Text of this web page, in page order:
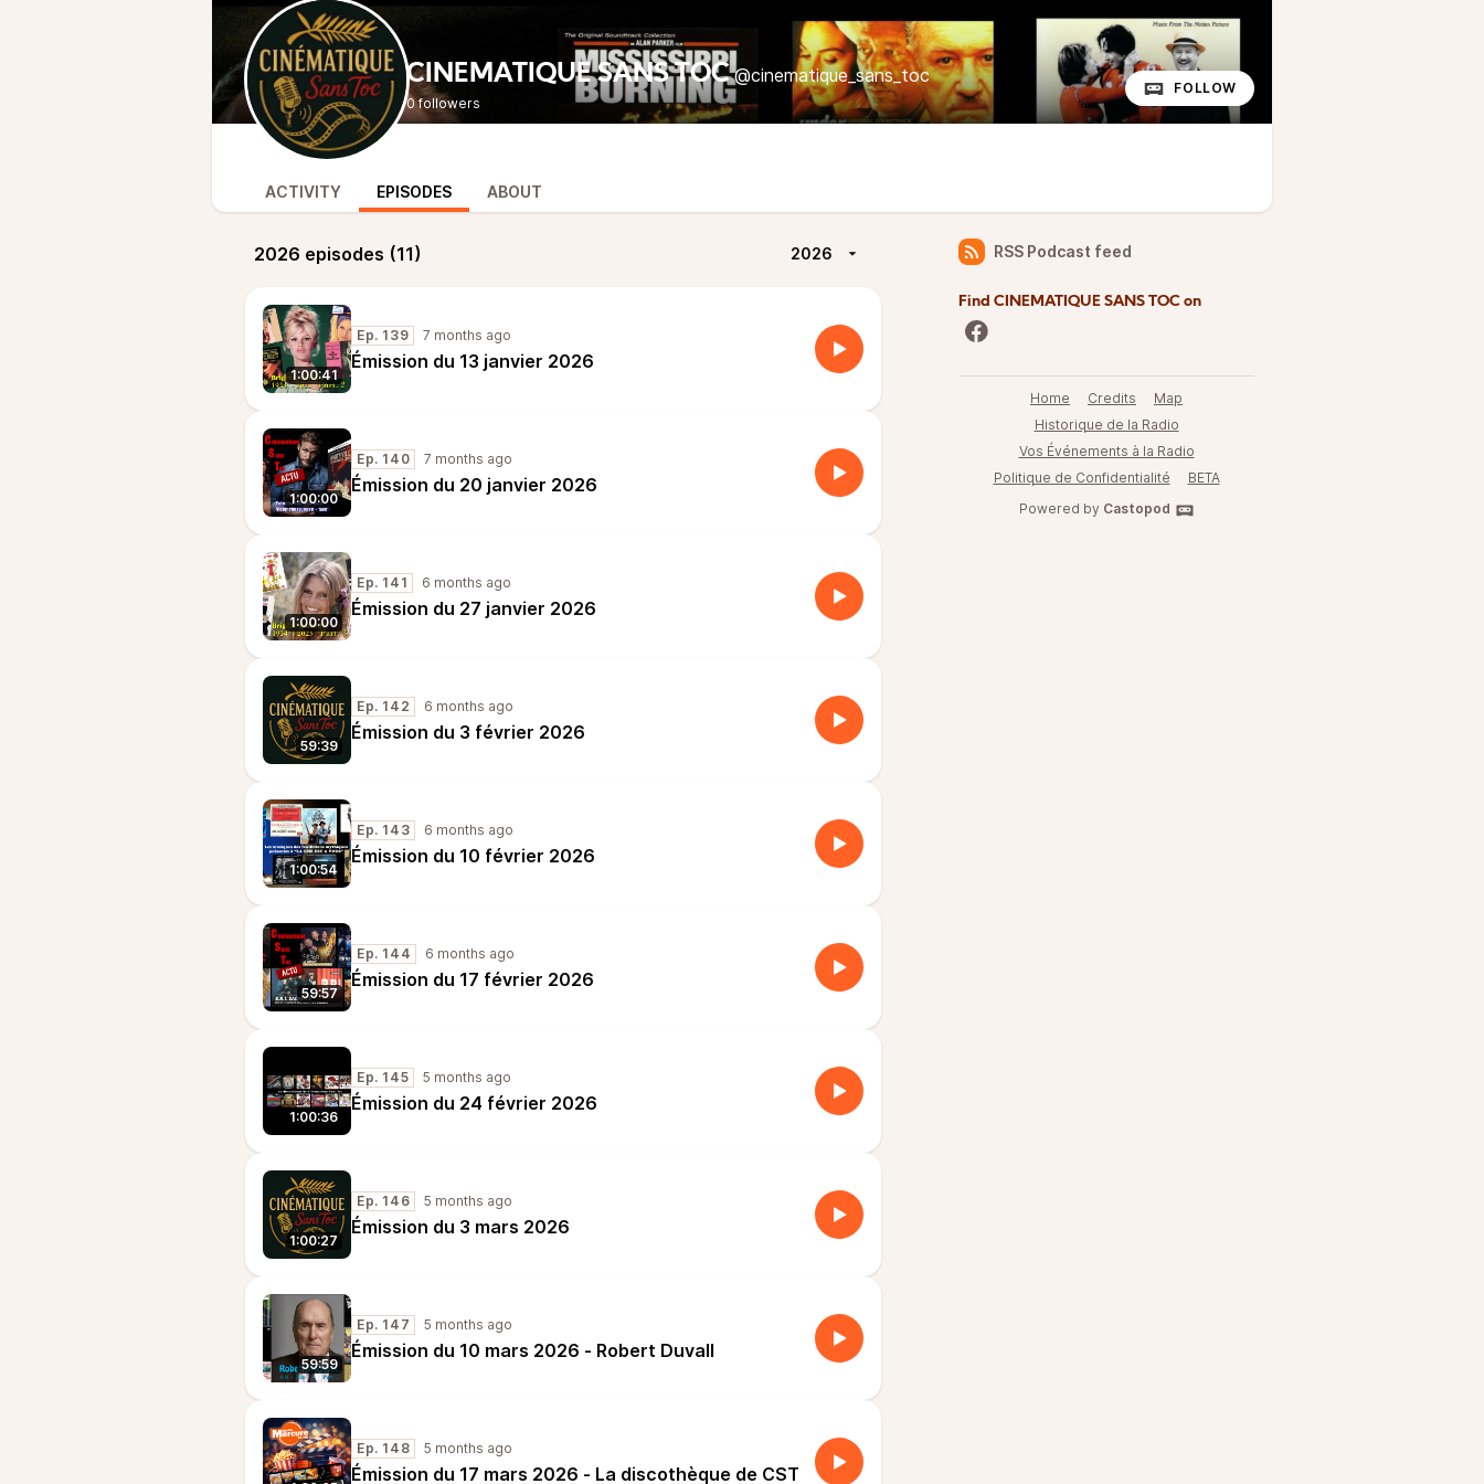
CINEMATIQUE SANS TOC @cinematique_sans_toc
0 followers
FOLLOW
ACTIVITY EPISODES ABOUT
2026 episodes (11) 2026
1:00:41
Ep. 139 7 months ago
Émission du 13 janvier 2026
1:00:00
Ep. 140 7 months ago
Émission du 20 janvier 2026
1:00:00
Ep. 141 6 months ago
Émission du 27 janvier 2026
59:39
Ep. 142 6 months ago
Émission du 3 février 2026
1:00:54
Ep. 143 6 months ago
Émission du 10 février 2026
59:57
Ep. 144 6 months ago
Émission du 17 février 2026
1:00:36
Ep. 145 5 months ago
Émission du 24 février 2026
1:00:27
Ep. 146 5 months ago
Émission du 3 mars 2026
59:59
Ep. 147 5 months ago
Émission du 10 mars 2026 - Robert Duvall
Ep. 148 5 months ago
Émission du 17 mars 2026 - La discothèque de CST
RSS Podcast feed
Find CINEMATIQUE SANS TOC on
Home Credits
Map
Historique de la Radio
Vos Événements à la Radio
Politique de Confidentialité
BETA
Powered by Castopod